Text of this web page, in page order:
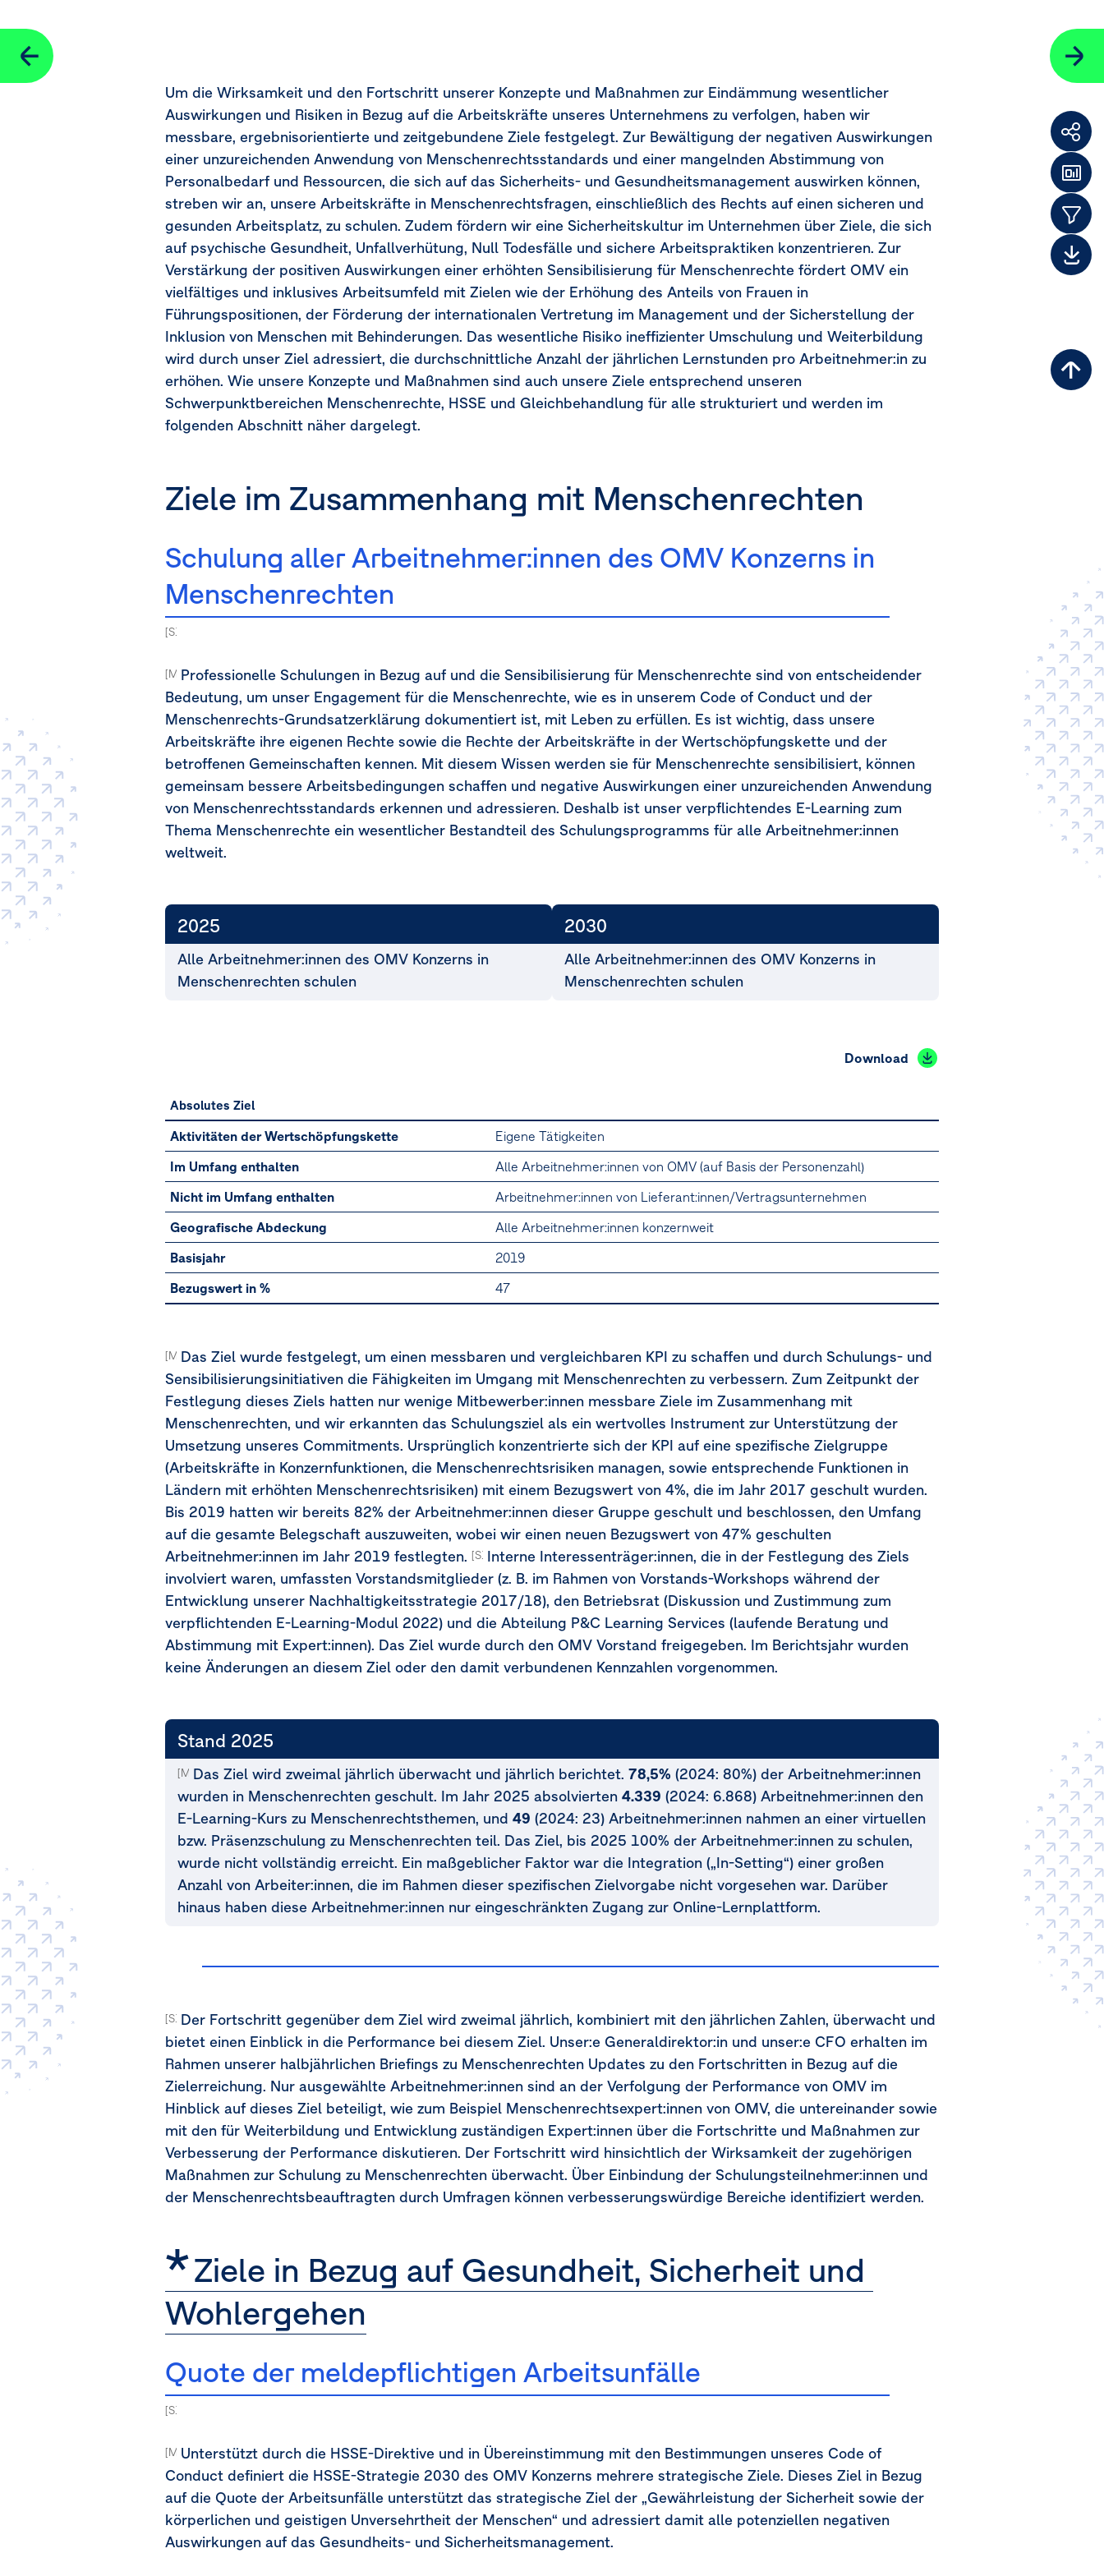
Soziale Absicherung
Menschen mit Behinderungen
Kennzahlen für Weiterbildung und Kompetenzentwicklung
Kennzahlen für Gesundheitsschutz und Sicherheit
Kennzahlen für die Vereinbarkeit von Berufs- und Privatleben
Vergütungskennzahlen (Verdienstunterschiede und Gesamtvergütung)
Vorfälle, Beschwerden und schwerwiegende Auswirkungen im Zusammenhang mit Menschenrechten
Seitennavigation
Um die Wirksamkeit und den Fortschritt unserer Konzepte und Maßnahmen zur Eindämmung wesentlicher
Auswirkungen und Risiken in Bezug auf die Arbeitskräfte unseres Unternehmens zu verfolgen, haben wir
messbare, ergebnisorientierte und zeitgebundene Ziele festgelegt. Zur Bewältigung der negativen Auswirkungen
einer unzureichenden Anwendung von Menschenrechtsstandards und einer mangelnden Abstimmung von
Personalbedarf und Ressourcen, die sich auf das Sicherheits- und Gesundheitsmanagement auswirken können,
streben wir an, unsere Arbeitskräfte in Menschenrechtsfragen, einschließlich des Rechts auf einen sicheren und
gesunden Arbeitsplatz, zu schulen. Zudem fördern wir eine Sicherheitskultur im Unternehmen über Ziele, die sich
auf psychische Gesundheit, Unfallverhütung, Null Todesfälle und sichere Arbeitspraktiken konzentrieren. Zur
Verstärkung der positiven Auswirkungen einer erhöhten Sensibilisierung für Menschenrechte fördert OMV ein
vielfältiges und inklusives Arbeitsumfeld mit Zielen wie der Erhöhung des Anteils von Frauen in
Führungspositionen, der Förderung der internationalen Vertretung im Management und der Sicherstellung der
Inklusion von Menschen mit Behinderungen. Das wesentliche Risiko ineffizienter Umschulung und Weiterbildung
wird durch unser Ziel adressiert, die durchschnittliche Anzahl der jährlichen Lernstunden pro Arbeitnehmer:in zu
erhöhen. Wie unsere Konzepte und Maßnahmen sind auch unsere Ziele entsprechend unseren
Schwerpunktbereichen Menschenrechte, HSSE und Gleichbehandlung für alle strukturiert und werden im
folgenden Abschnitt näher dargelegt.
Ziele im Zusammenhang mit Menschenrechten
Schulung aller Arbeitnehmer:innen des OMV Konzerns in
Menschenrechten
[S1-5.44a, 44b ] [MDR-T-80a-80j]
[MDR-T-80a]
Professionelle Schulungen in Bezug auf und die Sensibilisierung für Menschenrechte sind von entscheidender
Bedeutung, um unser Engagement für die Menschenrechte, wie es in unserem Code of Conduct und der
Menschenrechts-Grundsatzerklärung dokumentiert ist, mit Leben zu erfüllen. Es ist wichtig, dass unsere
Arbeitskräfte ihre eigenen Rechte sowie die Rechte der Arbeitskräfte in der Wertschöpfungskette und der
betroffenen Gemeinschaften kennen. Mit diesem Wissen werden sie für Menschenrechte sensibilisiert, können
gemeinsam bessere Arbeitsbedingungen schaffen und negative Auswirkungen einer unzureichenden Anwendung
von Menschenrechtsstandards erkennen und adressieren. Deshalb ist unser verpflichtendes E-Learning zum
Thema Menschenrechte ein wesentlicher Bestandteil des Schulungsprogramms für alle Arbeitnehmer:innen
weltweit.
2025
Alle Arbeitnehmer:innen des OMV Konzerns in
Menschenrechten schulen
2030
Alle Arbeitnehmer:innen des OMV Konzerns in
Menschenrechten schulen
Download
S1-
5
–
Absolutes
Ziel:
Schulung
aller
des
OMV
Konzerns
in
Menschenrechten
Absolutes Ziel
Aktivitäten der Wertschöpfungskette
Eigene Tätigkeiten
Im Umfang enthalten
Alle Arbeitnehmer:innen von OMV (auf Basis der Personenzahl)
Nicht im Umfang enthalten
Arbeitnehmer:innen von Lieferant:innen/Vertragsunternehmen
Geografische Abdeckung
Alle Arbeitnehmer:innen konzernweit
Basisjahr
2019
Bezugswert in %
47
[MDR-T-80f]
Das Ziel wurde festgelegt, um einen messbaren und vergleichbaren KPI zu schaffen und durch Schulungs- und
Sensibilisierungsinitiativen die Fähigkeiten im Umgang mit Menschenrechten zu verbessern. Zum Zeitpunkt der
Festlegung dieses Ziels hatten nur wenige Mitbewerber:innen messbare Ziele im Zusammenhang mit
Menschenrechten, und wir erkannten das Schulungsziel als ein wertvolles Instrument zur Unterstützung der
Umsetzung unseres Commitments. Ursprünglich konzentrierte sich der KPI auf eine spezifische Zielgruppe
(Arbeitskräfte in Konzernfunktionen, die Menschenrechtsrisiken managen, sowie entsprechende Funktionen in
Ländern mit erhöhten Menschenrechtsrisiken) mit einem Bezugswert von 4%, die im Jahr 2017 geschult wurden.
Bis 2019 hatten wir bereits 82% der Arbeitnehmer:innen dieser Gruppe geschult und beschlossen, den Umfang
auf die gesamte Belegschaft auszuweiten, wobei wir einen neuen Bezugswert von 47% geschulten
Arbeitnehmer:innen im Jahr 2019 festlegten. [S1-5.47a, MDR-T-80h, 80i]
Interne Interessenträger:innen, die in der Festlegung des Ziels
involviert waren, umfassten Vorstandsmitglieder (z. B. im Rahmen von Vorstands-Workshops während der
Entwicklung unserer Nachhaltigkeitsstrategie 2017/18), den Betriebsrat (Diskussion und Zustimmung zum
verpflichtenden E-Learning-Modul 2022) und die Abteilung P&C Learning Services (laufende Beratung und
Abstimmung mit Expert:innen). Das Ziel wurde durch den OMV Vorstand freigegeben. Im Berichtsjahr wurden
keine Änderungen an diesem Ziel oder den damit verbundenen Kennzahlen vorgenommen.
Stand 2025
[MDR-T-80j]
Das Ziel wird zweimal jährlich überwacht und jährlich berichtet. 78,5% (2024: 80%) der Arbeitnehmer:innen
wurden in Menschenrechten geschult. Im Jahr 2025 absolvierten 4.339 (2024: 6.868) Arbeitnehmer:innen den
E-Learning-Kurs zu Menschenrechtsthemen, und 49 (2024: 23) Arbeitnehmer:innen nahmen an einer virtuellen
bzw. Präsenzschulung zu Menschenrechten teil. Das Ziel, bis 2025 100% der Arbeitnehmer:innen zu schulen,
wurde nicht vollständig erreicht. Ein maßgeblicher Faktor war die Integration („In-Setting“) einer großen
Anzahl von Arbeiter:innen, die im Rahmen dieser spezifischen Zielvorgabe nicht vorgesehen war. Darüber
hinaus haben diese Arbeitnehmer:innen nur eingeschränkten Zugang zur Online-Lernplattform.
[S1-47b, 47c]
Der Fortschritt gegenüber dem Ziel wird zweimal jährlich, kombiniert mit den jährlichen Zahlen, überwacht und
bietet einen Einblick in die Performance bei diesem Ziel. Unser:e Generaldirektor:in und unser:e CFO erhalten im
Rahmen unserer halbjährlichen Briefings zu Menschenrechten Updates zu den Fortschritten in Bezug auf die
Zielerreichung. Nur ausgewählte Arbeitnehmer:innen sind an der Verfolgung der Performance von OMV im
Hinblick auf dieses Ziel beteiligt, wie zum Beispiel Menschenrechtsexpert:innen von OMV, die untereinander sowie
mit den für Weiterbildung und Entwicklung zuständigen Expert:innen über die Fortschritte und Maßnahmen zur
Verbesserung der Performance diskutieren. Der Fortschritt wird hinsichtlich der Wirksamkeit der zugehörigen
Maßnahmen zur Schulung zu Menschenrechten überwacht. Über Einbindung der Schulungsteilnehmer:innen und
der Menschenrechtsbeauftragten durch Umfragen können verbesserungswürdige Bereiche identifiziert werden.
Ziele in Bezug auf Gesundheit, Sicherheit und
Wohlergehen
Quote der meldepflichtigen Arbeitsunfälle
[S1-5.44a ] [MDR-T-80a-80j]
[MDR-T-80a]
Unterstützt durch die HSSE-Direktive und in Übereinstimmung mit den Bestimmungen unseres Code of
Conduct definiert die HSSE-Strategie 2030 des OMV Konzerns mehrere strategische Ziele. Dieses Ziel in Bezug
auf die Quote der Arbeitsunfälle unterstützt das strategische Ziel der „Gewährleistung der Sicherheit sowie der
körperlichen und geistigen Unversehrtheit der Menschen“ und adressiert damit alle potenziellen negativen
Auswirkungen auf das Gesundheits- und Sicherheitsmanagement.